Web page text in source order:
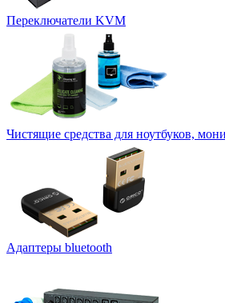
Переключатели KVM
Чистящие средства для ноутбуков,
Адаптеры bluetooth